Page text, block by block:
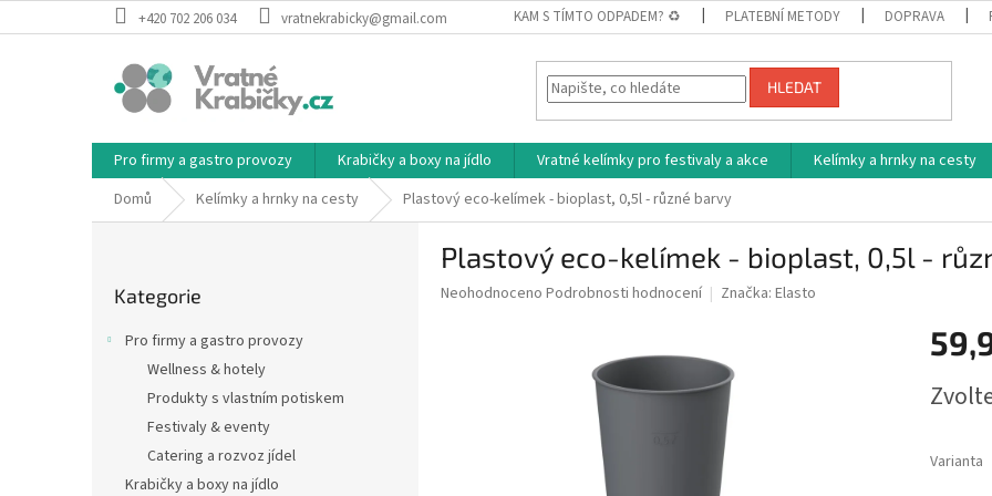
na
+420 702 206 034 vratnekrabicky@gmail.com KAM S TÍMTO ODPADEM? ♻ PLATEBNÍ METODY DOPRAVA
HLEDAT
Pro firmy a gastro provozy Krabičky a boxy na jídlo Vratné kelímky pro festivaly a akce Kelímky a hrnky na cesty
Domů
Kelímky a hrnky na cesty Plastový eco-kelímek - bioplast, 0,5l - různé barvy
kategorie
Kategorie
Pro firmy a gastro provozy
Wellness & hotely
Produkty s vlastním potiskem
Festivaly & eventy
Catering a rozvoz jídel
Krabičky a boxy na jídlo
Plastový eco-kelímek - bioplast, 0,5l -
Průměrné
Neohodnoceno Podrobnosti hodnocení Značka: Elasto
cena:
Varianta